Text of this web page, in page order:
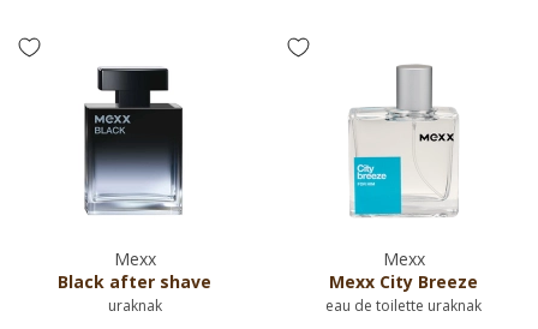
Mexx
Black after shave
uraknak
Mexx
Mexx City Breeze
eau de toilette uraknak